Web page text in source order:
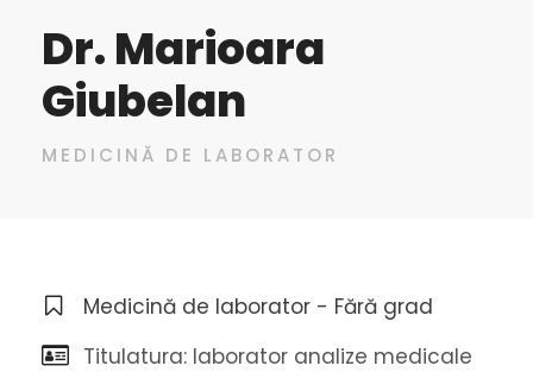
Dr. Marioara
Giubelan
MEDICINĂ DE LABORATOR
Medicină de laborator - Fără grad
Titulatura: laborator analize medicale